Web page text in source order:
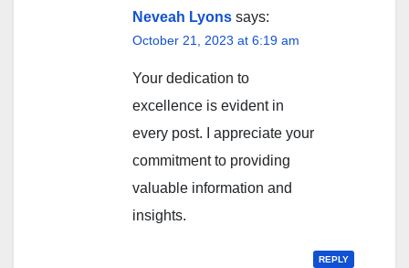
Neveah Lyons says:
October 21, 2023 at 6:19 am
Your dedication to
excellence is evident in
every post. I appreciate your
commitment to providing
valuable information and
insights.
REPLY